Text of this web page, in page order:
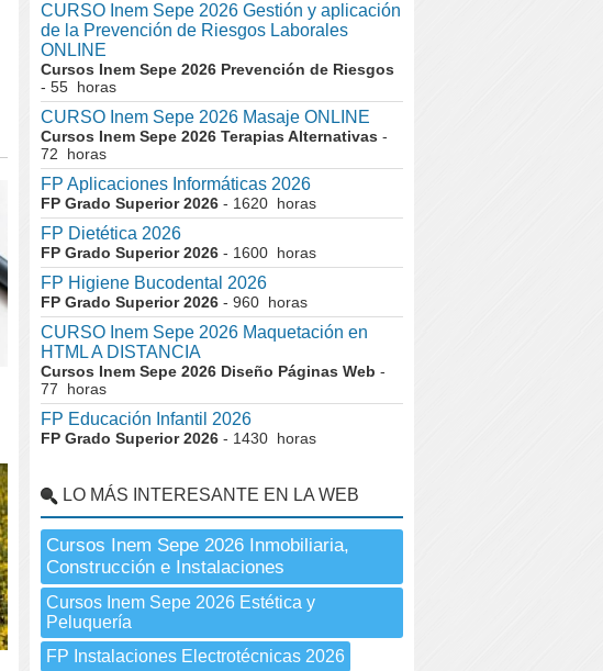
CURSO Inem Sepe 2026 Gestión y aplicación
de la Prevención de Riesgos Laborales
ONLINE
Cursos Inem Sepe 2026 Prevención de Riesgos
- 55 horas
CURSO Inem Sepe 2026 Masaje ONLINE
Cursos Inem Sepe 2026 Terapias Alternativas -
72 horas
FP Aplicaciones Informáticas 2026
FP Grado Superior 2026 - 1620 horas
FP Dietética 2026
FP Grado Superior 2026 - 1600 horas
FP Higiene Bucodental 2026
FP Grado Superior 2026 - 960 horas
CURSO Inem Sepe 2026 Maquetación en
HTML A DISTANCIA
Cursos Inem Sepe 2026 Diseño Páginas Web -
77 horas
FP Educación Infantil 2026
FP Grado Superior 2026 - 1430 horas
LO MÁS INTERESANTE EN LA WEB
Cursos Inem Sepe 2026 Inmobiliaria,
Construcción e Instalaciones
Cursos Inem Sepe 2026 Estética y
Peluquería
FP Instalaciones Electrotécnicas 2026